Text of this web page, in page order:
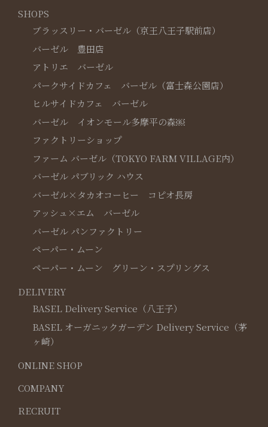
SHOPS
ブラッスリー・バーゼル（京王八王子駅前店）
バーゼル 豊田店
アトリエ バーゼル
パークサイドカフェ バーゼル（富士森公園店）
ヒルサイドカフェ バーゼル
バーゼル イオンモール多摩平の森￼
ファクトリーショップ
ファーム バーゼル（TOKYO FARM VILLAGE内）
バーゼル パブリック ハウス
バーゼル×タカオコーヒー コピオ長房
アッシュ×エム バーゼル
バーゼル パンファクトリー
ペーパー・ムーン
ペーパー・ムーン グリーン・スプリングス
DELIVERY
BASEL Delivery Service（八王子）
BASEL オーガニックガーデン Delivery Service（茅
ヶ崎）
ONLINE SHOP
COMPANY
RECRUIT